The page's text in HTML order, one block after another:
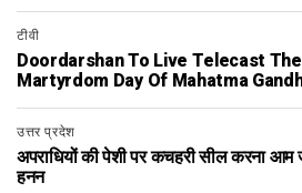
टीवी
Doordarshan To Live Telecast
Martyrdom Day Of Mahatma
उत्तर प्रदेश
अपराधियों की पेशी पर कचहरी सील करना
हनन